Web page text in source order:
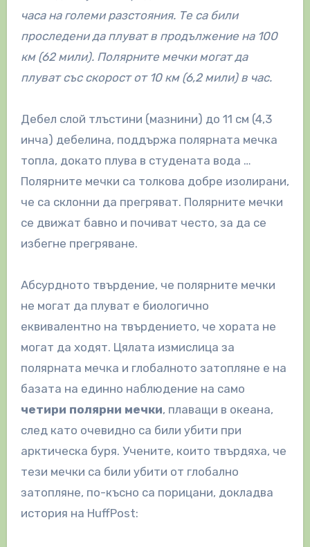
часа на големи разстояния. Те са били
проследени да плуват в продължение на 100
км (62 мили). Полярните мечки могат да
плуват със скорост от 10 км (6,2 мили) в час.
Дебел слой тлъстини (мазнини) до 11 см (4,3
инча) дебелина, поддържа полярната мечка
топла, докато плува в студената вода …
Полярните мечки са толкова добре изолирани,
че са склонни да прегряват. Полярните мечки
се движат бавно и почиват често, за да се
избегне прегряване.
Абсурдното твърдение, че полярните мечки
не могат да плуват е биологично
еквивалентно на твърдението, че хората не
могат да ходят. Цялата измислица за
полярната мечка и глобалното затопляне е на
базата на единно наблюдение на само
четири полярни мечки, плаващи в океана,
след като очевидно са били убити при
арктическа буря. Учените, които твърдяха, че
тези мечки са били убити от глобално
затопляне, по-късно са порицани, докладва
история на HuffPost: